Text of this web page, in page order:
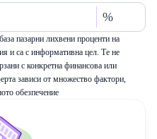
%
пазарни лихвени проценти на
и са с информативна цел. Те не
с конкретна финансова или
зависи от множество фактори,
обезпечение